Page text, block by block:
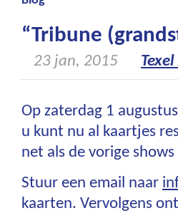
“Tribune
23 jan, 2015
Op zaterdag 1
u kunt nu al kaartjes
net als de vorige
Stuur een email naar
kaarten. Vervolgens